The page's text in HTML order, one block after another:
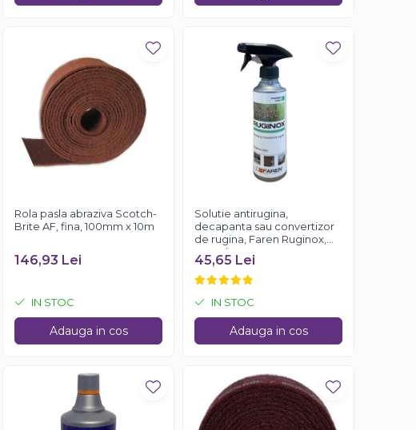
Rola pasla abraziva Scotch-
Brite AF, fina, 100mm x 10m
146,93 Lei
IN STOC
Adauga in cos
Solutie antirugina,
decapanta sau convertizor
de rugina, Faren Ruginox,
250 ml
45,65 Lei
IN STOC
Adauga in cos